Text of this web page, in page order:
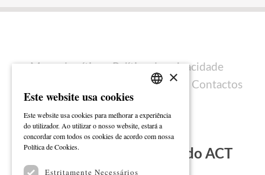
Mapa do sítio
Política de privacidade
Ficha técnica Contactos
Subscreva a Newsletter do ACT
ENGLISH
×
Este website usa cookies
Este website usa cookies para melhorar a experiência
do utilizador. Ao utilizar o nosso website, estará a
concordar com todos os cookies de acordo com nossa
Política de Cookies.
Estritamente Necessários